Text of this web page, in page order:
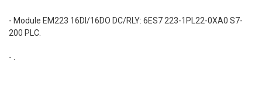
- Module EM223 16DI/16DO DC/RLY: 6ES7 223-1PL22-0XA0 S7-
200 PLC.
- .